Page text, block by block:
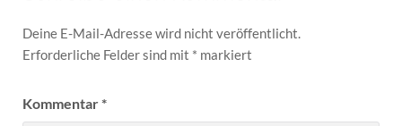
Deine E-Mail-Adresse wird nicht veröffentlicht.
Erforderliche Felder sind mit * markiert
Kommentar*